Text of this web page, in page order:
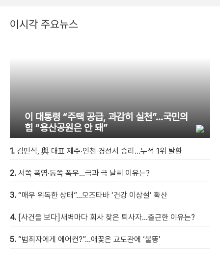
이시각 주요뉴스
이 대통령 “주택 공급, 과감히 실천”…국민의
힘 “용산공원은 안 돼”
1. 김민석, 與 대표 제주·인천 경선서 승리…누적 1위 탈환
2. 서쪽 폭염·동쪽 폭우…극과 극 날씨 이유는?
3. “매우 위독한 상태”…모즈타바 ‘건강 이상설’ 확산
4. [사건을 보다]새벽마다 회사 찾은 퇴사자…출근한 이유는?
5. “범죄자에게 에어컨?”…애꿎은 교도관에 ‘불똥’